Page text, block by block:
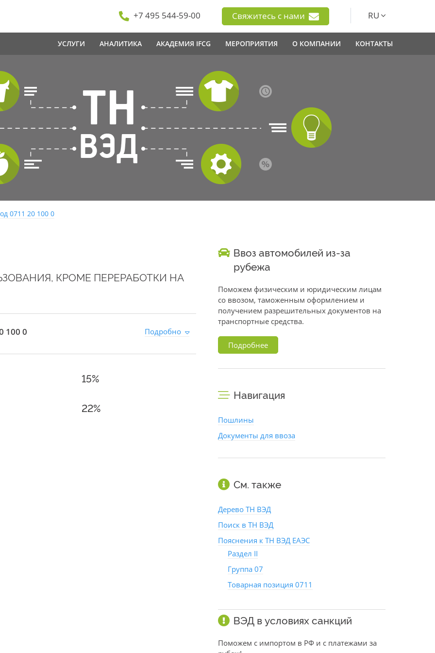
+7 495 544-59-00 Свяжитесь с нами RU
УСЛУГИ АНАЛИТИКА АКАДЕМИЯ IFCG МЕРОПРИЯТИЯ О КОМПАНИИ КОНТАКТЫ
0711 20 100 0
КРОМЕ ПЕРЕРАБОТКИ НА
100 0 Подробно
15%
22%
Ввоз автомобилей из-за
рубежа
Поможем физическим и юридическим лицам
со ввозом, таможенным оформлением и
получением разрешительных документов на
транспортные средства.
Подробнее
Навигация
Пошлины
Документы для ввоза
См. также
Дерево ТН ВЭД
Поиск в ТН ВЭД
Пояснения к ТН ВЭД ЕАЭС
Раздел II
Группа 07
Товарная позиция 0711
ВЭД в условиях санкций
Поможем с импортом в РФ и с платежами за